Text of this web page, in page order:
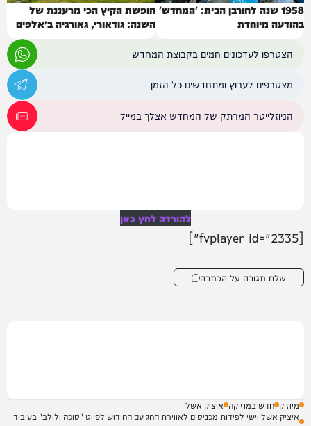
1958 שנה לחורבן הבית: 'המחדש'
בהודעה מיוחדת
חופשת הקיץ הכי מרעננת של
השנה: גודאורי, גאורגיה ב״אלפים
של הקווקז״
הצטרפו לעדכונים חמים בקבוצת המחדש
מצטרפים לערוץ ומתחדשים כל הזמן
הניוזלייטר המרתק של המחדש אצלך במייל
להורדה לחץ כאן
[fvplayer id="2335"]
שלח תגובה על הכתבה
מיוזיק חדש במוזיקה איציק אשל
איציק אשל וישי לפידות מכניסים לאווירת החג עם החידוש לפיוט "סוכה ולולב" בעיבוד